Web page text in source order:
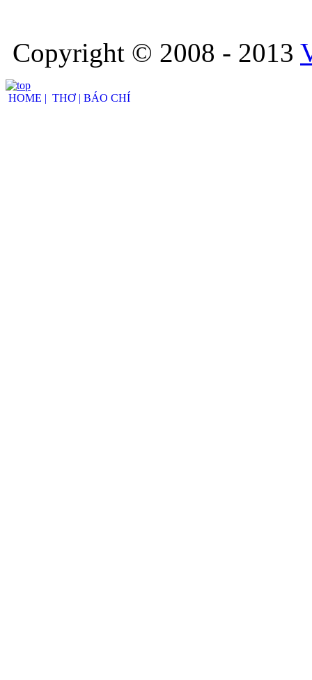
Copyright © 2008 - 2013
HOME | THƠ | BÁO CHÍ